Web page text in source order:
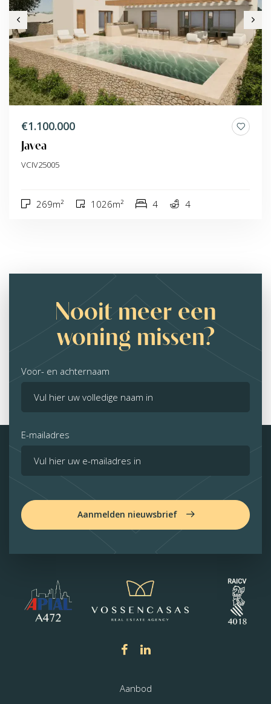
€1.100.000
Javea
VCIV25005
269m² 1026m² 4 4
Nooit meer een
woning missen?
Voor- en achternaam
E-mailadres
Aanmelden nieuwsbrief
Aanbod